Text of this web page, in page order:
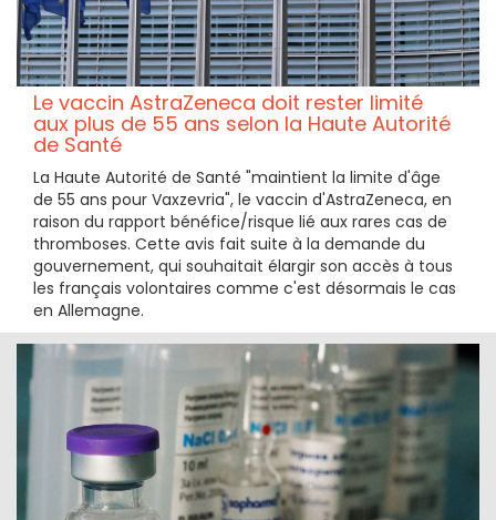
Le vaccin AstraZeneca doit rester limité
aux plus de 55 ans selon la Haute Autorité
de Santé
La Haute Autorité de Santé "maintient la limite d'âge
de 55 ans pour Vaxzevria", le vaccin d'AstraZeneca, en
raison du rapport bénéfice/risque lié aux rares cas de
thromboses. Cette avis fait suite à la demande du
gouvernement, qui souhaitait élargir son accès à tous
les français volontaires comme c'est désormais le cas
en Allemagne.